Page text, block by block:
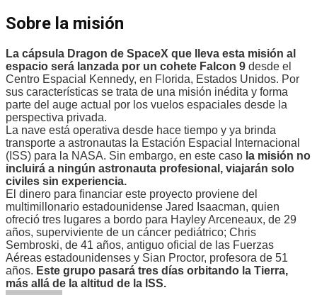
Sobre la misión
La cápsula Dragon de SpaceX que lleva esta misión al
espacio será lanzada por un cohete Falcon 9 desde el
Centro Espacial Kennedy, en Florida, Estados Unidos. Por
sus características se trata de una misión inédita y forma
parte del auge actual por los vuelos espaciales desde la
perspectiva privada.
La nave está operativa desde hace tiempo y ya brinda
transporte a astronautas la Estación Espacial Internacional
(ISS) para la NASA. Sin embargo, en este caso la misión no
incluirá a ningún astronauta profesional, viajarán solo
civiles sin experiencia.
El dinero para financiar este proyecto proviene del
multimillonario estadounidense Jared Isaacman, quien
ofreció tres lugares a bordo para Hayley Arceneaux, de 29
años, superviviente de un cáncer pediátrico; Chris
Sembroski, de 41 años, antiguo oficial de las Fuerzas
Aéreas estadounidenses y Sian Proctor, profesora de 51
años. Este grupo pasará tres días orbitando la Tierra,
más allá de la altitud de la ISS.